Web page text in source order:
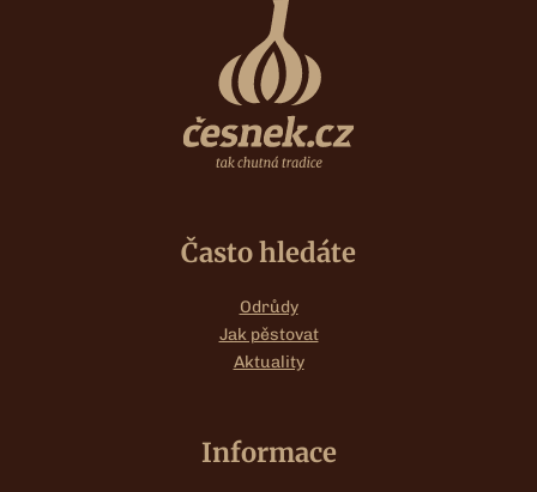
Často hledáte
Odrůdy
Jak pěstovat
Aktuality
Informace